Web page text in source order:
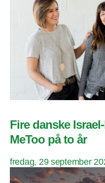
Fire danske
MeToo på to år
fredag, 29 september